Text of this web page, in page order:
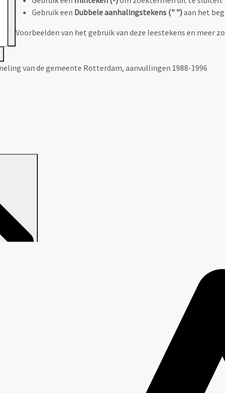
Gebruik een Dubbele aanhalingstekens (" ")aan het
Voorbeelden van het gebruik van deze leestekens en meer
van de gemeente Rotterdam, aanvullingen 1988-1996